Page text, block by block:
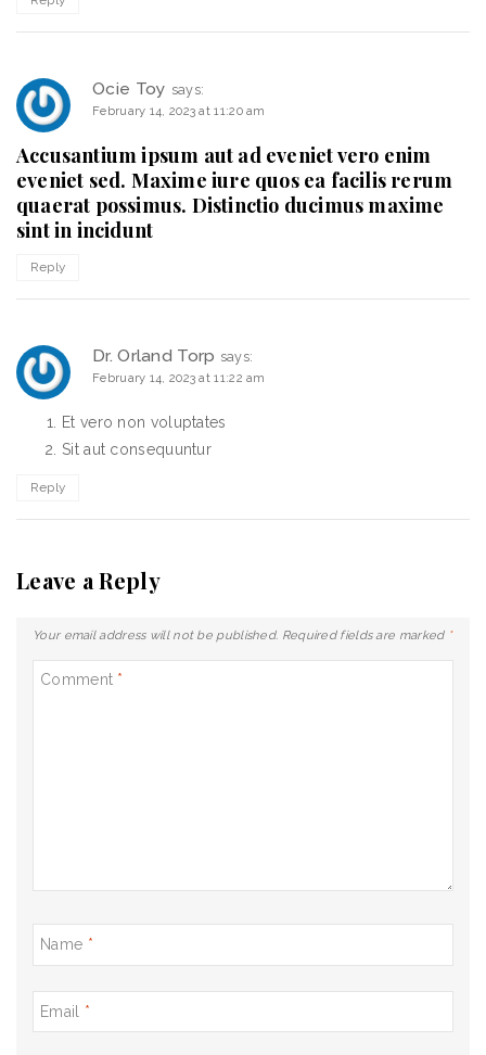
Ocie Toy says:
February 14, 2023 at 11:20 am
Accusantium ipsum aut ad eveniet vero enim
eveniet sed. Maxime iure quos ea facilis rerum
quaerat possimus. Distinctio ducimus maxime
sint in incidunt
Reply
Dr. Orland Torp says:
February 14, 2023 at 11:22 am
Et vero non voluptates
Sit aut consequuntur
Reply
Leave a Reply
Your email address will not be published. Required fields are marked *
Comment *
Name *
Email *